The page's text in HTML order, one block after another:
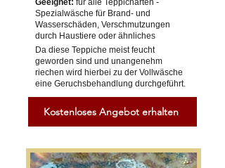
Geeignet: für alle Teppicharten -
Spezialwäsche für Brand- und
Wasserschäden, Verschmutzungen
durch Haustiere oder ähnliches
Da diese Teppiche meist feucht
geworden sind und unangenehm
riechen wird hierbei zu der Vollwäsche
eine Geruchsbehandlung durchgeführt.
Kostenloses Angebot erhalten